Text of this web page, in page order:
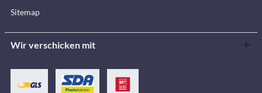
Sitemap
Wir verschicken mit